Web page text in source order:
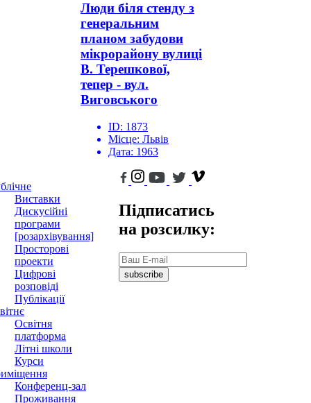
Люди біля стенду з
генеральним
планом забудови
мікрорайону вулиці
В. Терешкової,
тепер - вул.
Виговського
ID: 1873
Місце: Львів
Дата: 1963
Виставки
Дискусійні
програми
[розархівування]
Просторові
проекти
Цифрові
розповіді
Публікації
Освітня
платформа
Літні школи
Курси
Конференц-зал
Проживання
Підписатись
на розсилку:
subscribe